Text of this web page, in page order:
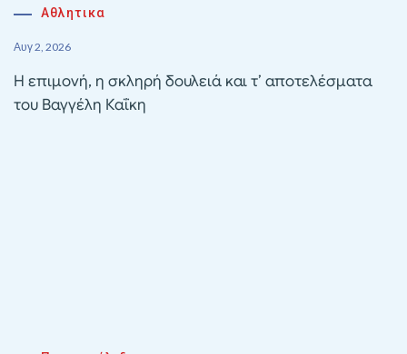
Αθλητικα
Αυγ 2, 2026
Η επιμονή, η σκληρή δουλειά και τ’ αποτελέσματα
του Βαγγέλη Καΐκη